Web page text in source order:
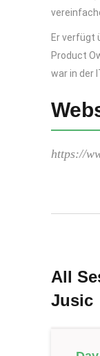
Er verfügt
Product
war in der
https://
All
Jusic